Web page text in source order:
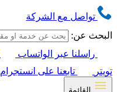
تواصل مع الشركة
البحث عن:
راسلنا عبر الواتساب
تويتر
تابعنا على انستجرام
القائمة